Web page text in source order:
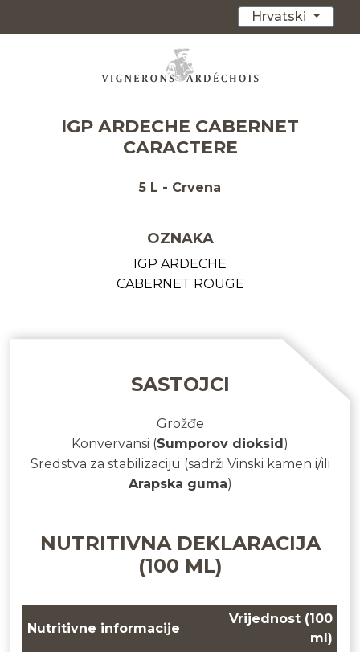
Hrvatski
IGP ARDECHE CABERNET
CARACTERE
5 L - Crvena
OZNAKA
IGP ARDECHE
CABERNET ROUGE
SASTOJCI
Grožđe
Konvervansi (Sumporov dioksid)
Sredstva za stabilizaciju (sadrži Vinski kamen i/ili
Arapska guma)
NUTRITIVNA DEKLARACIJA
(100 ML)
Nutritivne informacije
Vrijednost (100
ml)